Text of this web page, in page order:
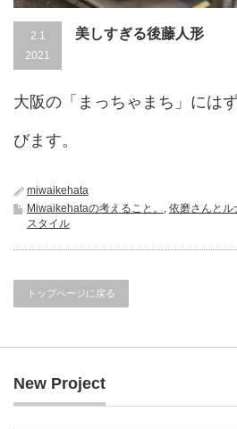
2.1
2021
美しすぎる後藤人形
大阪の「まっちゃまち」には
びます。
miwaikehata
Miwaikehataの考えること。 , 依磨さんとル
スタイル
トップページに戻る
New Project